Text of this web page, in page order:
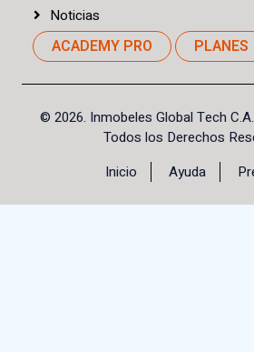
Noticias
ACADEMY PRO PLANES
© 2026. Inmobeles Global Tech C.A.
Todos los Derechos
Inicio
Ayuda